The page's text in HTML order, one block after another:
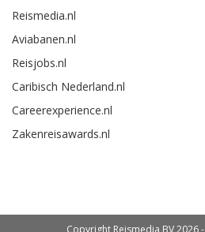
Reismedia.nl
Aviabanen.nl
Reisjobs.nl
Caribisch Nederland.nl
Careerexperience.nl
Zakenreisawards.nl
Copyright Reismedia BV 2026 -